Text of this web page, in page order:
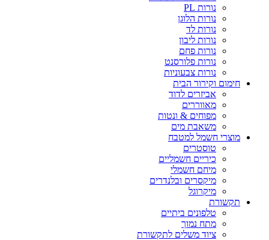
נורות PL
נורות הלוגן
נורות לד
נורות ליבון
נורות פחם
נורות פלורסנט
נורות צבעוניות
חימום וקירור הבית
אביזרים לדוד
מאווררים
מפוחים & ונטות
משאבת מים
מוצרי חשמל למטבח
טוסטרים
כיריים חשמליים
מיחם חשמלי
מיקסרים ובלנדרים
מיקרוגל
תקשורת
טלפונים ביתיים
מתח נמוך
ציוד משלים לתקשורת